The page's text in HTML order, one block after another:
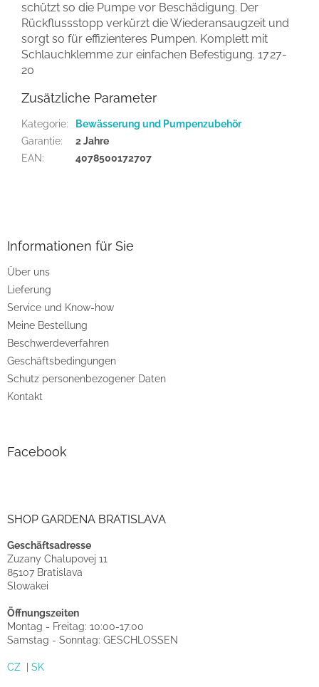
schützt so die Pumpe vor Beschädigung. Der
Rückflussstopp verkürzt die Wiederansaugzeit und
sorgt so für effizienteres Pumpen. Komplett mit
Schlauchklemme zur einfachen Befestigung. 1727-
20
Zusätzliche Parameter
Kategorie:
Bewässerung und Pumpenzubehör
Garantie:
2 Jahre
EAN: 4078500172707
e
Informationen für Sie
Über uns
Lieferung
Service und Know-how
Meine Bestellung
Beschwerdeverfahren
Geschäftsbedingungen
Schutz personenbezogener Daten
Kontakt
Facebook
SHOP GARDENA BRATISLAVA
Geschäftsadresse
Zuzany Chalupovej 11
85107 Bratislava
Slowakei
Öffnungszeiten
Montag - Freitag: 10:00-17:00
Samstag - Sonntag: GESCHLOSSEN
CZ SK